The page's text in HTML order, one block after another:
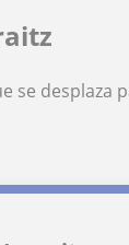
se desplaza